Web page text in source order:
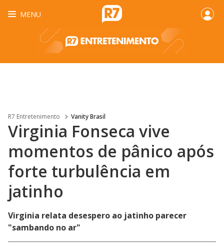
MENU
R7 Entretenimento Vanity Brasil
Virginia Fonseca vive
momentos de pânico após
forte turbulência em
jatinho
Virginia relata desespero ao jatinho parecer
"sambando no ar"